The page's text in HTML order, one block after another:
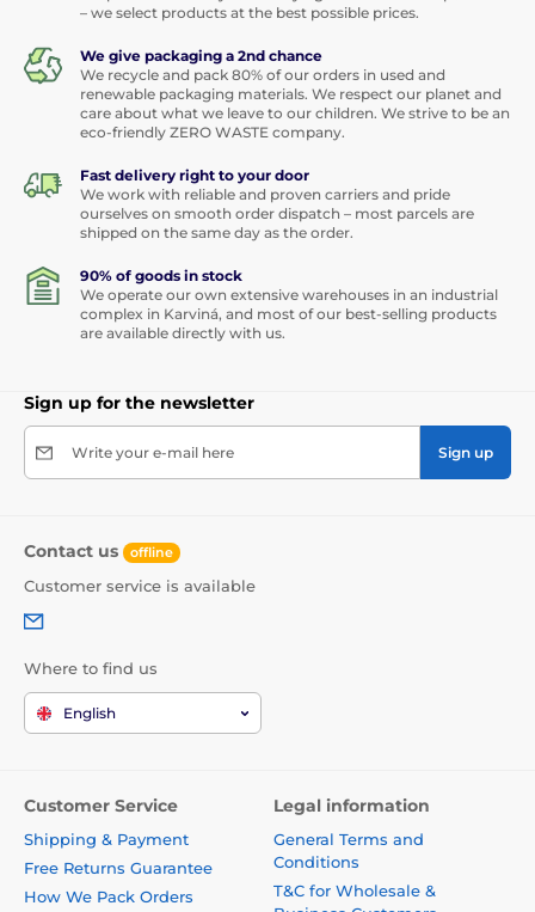
– we select products at the best possible prices.
We give packaging a 2nd chance
We recycle and pack 80% of our orders in used and
renewable packaging materials. We respect our planet and
care about what we leave to our children. We strive to be an
eco-friendly ZERO WASTE company.
Fast delivery right to your door
We work with reliable and proven carriers and pride
ourselves on smooth order dispatch – most parcels are
shipped on the same day as the order.
90% of goods in stock
We operate our own extensive warehouses in an industrial
complex in Karviná, and most of our best-selling products
are available directly with us.
Sign up for the newsletter
Write your e-mail here Sign up
Contact us offline
Customer service is available
Where to find us
English
Customer Service
Shipping & Payment
Free Returns Guarantee
How We Pack Orders
Legal information
General Terms and
Conditions
T&C for Wholesale &